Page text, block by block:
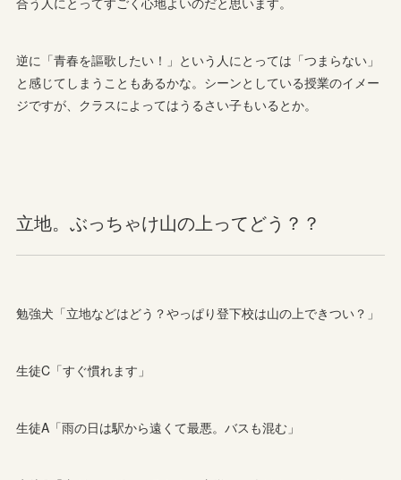
逆に「青春を謳歌したい！」という人にとっては「つまらない」
と感じてしまうこともあるかな。シーンとしている授業のイメー
ジですが、クラスによってはうるさい子もいるとか。
立地。ぶっちゃけ山の上ってどう？？
勉強犬「立地などはどう？やっぱり登下校は山の上できつい？」
生徒C「すぐ慣れます」
生徒A「雨の日は駅から遠くて最悪。バスも混む」